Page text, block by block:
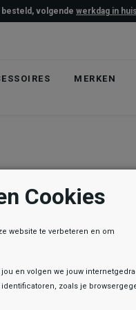
MERKEN
volgende werkdag in
Cookies
website te verbeteren en om
en volgen we jouw
zoals je